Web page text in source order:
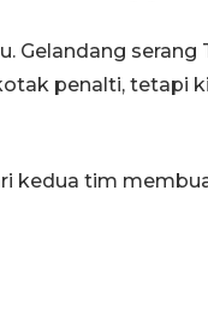
Gelandang
penalti, tetapi
kedua tim